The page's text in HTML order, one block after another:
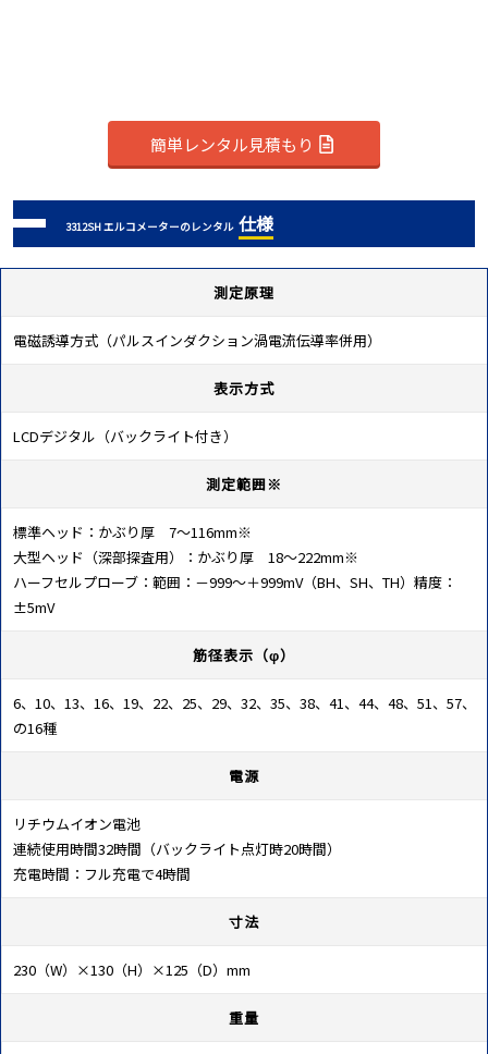
簡単レンタル見積もり
3312SH エルコメーターのレンタル 仕様
測定原理
電磁誘導方式（パルスインダクション渦電流伝導率併用）
表示方式
LCDデジタル（バックライト付き）
測定範囲※
標準ヘッド：かぶり厚 7～116mm※
大型ヘッド（深部探査用）：かぶり厚 18～222mm※
ハーフセルプローブ：範囲：－999～＋999mV（BH、SH、TH）精度：
±5mV
筋径表示（φ）
6、10、13、16、19、22、25、29、32、35、38、41、44、48、51、57、
の16種
電源
リチウムイオン電池
連続使用時間32時間（バックライト点灯時20時間）
充電時間：フル充電で4時間
寸法
230（W）×130（H）×125（D）mm
重量